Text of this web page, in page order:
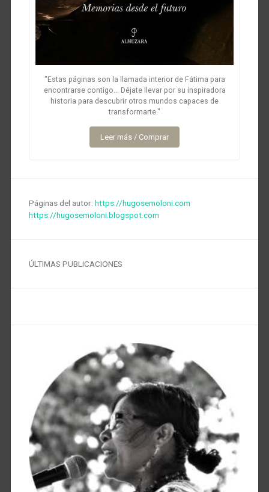
"Estas páginas son la llamada interior de Fátima para
encontrarse contigo... Déjate llevar por su inspiradora
historia para descubrir otros mundos capaces de
transformarte."
Leer más / Comprar
Páginas del autor: https://hugosemoloni.com
https://hugosemoloni.blogspot.com
ÚLTIMAS PUBLICACIONES